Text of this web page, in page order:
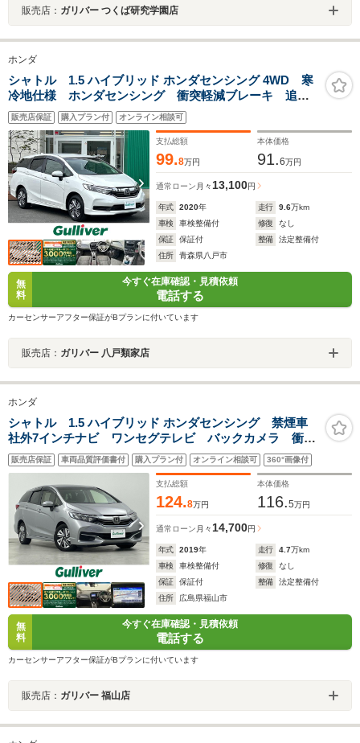
販売店： ガリバー つくば研究学園店
ホンダ
シャトル 1.5 ハイブリッド ホンダセンシング 4WD 寒
冷地仕様 ホンダセンシング 衝突軽減ブレーキ 追従
クルーズコントロール 誤発進抑制機能 車線維持支援
システム ビルトインETC スマートキー ワイパーデ
アイサー 社外CDオーディオ
販売店保証 購入プラン付 オンライン相談可
支払総額
99.8万円
本体価格
91.6万円
通常ローン 月々13,100円
年式 2020年 走行 9.6万km
車検
車検整備付 修復
なし
保証
保証付 整備
法定整備付
住所
青森県八戸市
無
料
今すぐ在庫確認・見積依頼
電話する
カーセンサーアフター保証がBプランに付いています
販売店： ガリバー 八戸類家店
ホンダ
シャトル 1.5 ハイブリッド ホンダセンシング 禁煙車
社外7インチナビ ワンセグテレビ バックカメラ 衝突
軽減システム 踏み間違い防止装置 レーダークルーズ
コントロール レーンキープアシスト 横滑り防止装
置 前方ドライブレコーダー オートライト
販売店保証 車両品質評価書付 購入プラン付 オンライン相談可 360°画像付
支払総額
124.8万円
本体価格
116.5万円
通常ローン 月々14,700円
年式 2019年 走行 4.7万km
車検
車検整備付 修復
なし
保証
保証付 整備
法定整備付
住所
広島県福山市
無
料
今すぐ在庫確認・見積依頼
電話する
カーセンサーアフター保証がBプランに付いています
販売店： ガリバー 福山店